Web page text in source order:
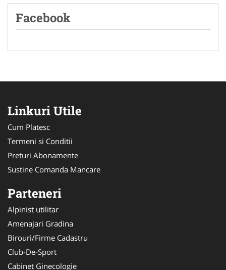
Facebook
Linkuri Utile
Cum Platesc
Termeni si Conditii
Preturi Abonamente
Sustine Comanda Mancare
Parteneri
Alpinist utilitar
Amenajari Gradina
Birouri/Firme Cadastru
Club-De-Sport
Cabinet Ginecologie